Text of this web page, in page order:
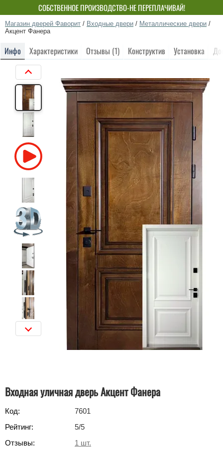
СОБСТВЕННОЕ ПРОИЗВОДСТВО-НЕ ПЕРЕПЛАЧИВАЙ!
Магазин дверей Фаворит / Входные двери / Металлические двери /
Акцент Фанера
Инфо Характеристики Отзывы (1) Конструктив Установка
Входная уличная дверь Акцент Фанера
Код:
7601
Рейтинг:
5/5
Отзывы:
1 шт.